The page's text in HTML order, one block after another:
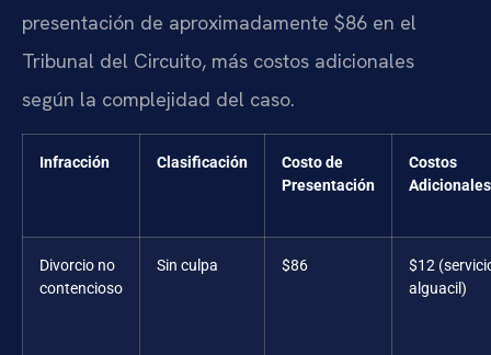
presentación de aproximadamente $86 en el
Tribunal del Circuito, más costos adicionales
según la complejidad del caso.
Infracción Clasificación
Costo de
Presentación
Costos
Adicionales
Divorcio no
contencioso
Sin culpa $86
$12
alguacil)